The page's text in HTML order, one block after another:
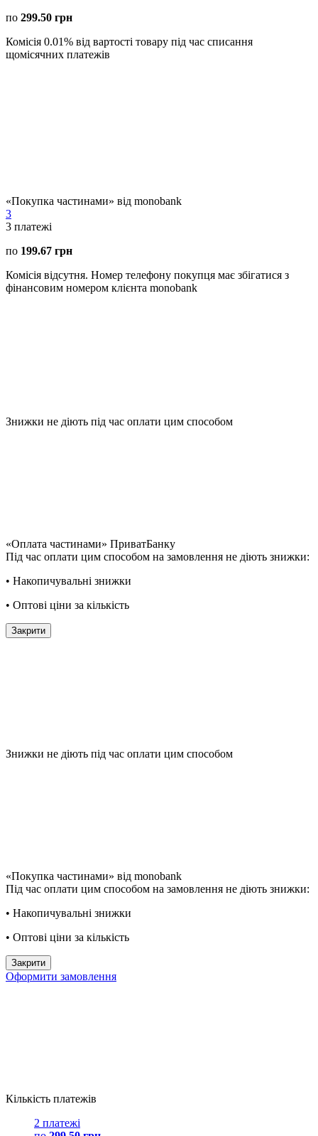
по 299.50 грн
Комісія 0.01% від вартості товару під час списання
щомісячних платежів
«Покупка частинами» від monobank
3
3 платежі
по 199.67 грн
Комісія відсутня. Номер телефону покупця має збігатися з
фінансовим номером клієнта monobank
Знижки не діють під час оплати цим способом
«Оплата частинами» ПриватБанку
Під час оплати цим способом на замовлення не діють знижки:
• Накопичувальні знижки
• Оптові ціни за кількість
Закрити
Знижки не діють під час оплати цим способом
«Покупка частинами» від monobank
Під час оплати цим способом на замовлення не діють знижки:
• Накопичувальні знижки
• Оптові ціни за кількість
Закрити
Оформити замовлення
Кількість платежів
2 платежі